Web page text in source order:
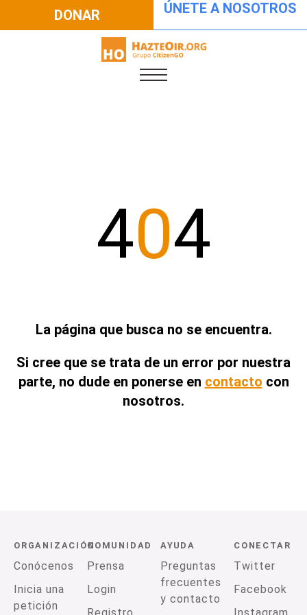
DONAR ÚNETE A NOSOTROS
404
La página que busca no se encuentra.
Si cree que se trata de un error por nuestra
parte, no dude en ponerse en contacto con
nosotros.
ORGANIZACIÓN
Conócenos
Inicia una
petición
COMUNIDAD
Prensa
Login
AYUDA
Preguntas
frecuentes
y contacto
CONECTAR
Twitter
Facebook